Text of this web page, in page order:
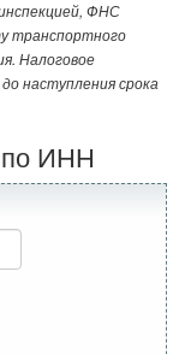
ФНС
транспортного
Налоговое
наступления срока
по ИНН